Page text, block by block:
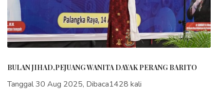
BULAN JIHAD,PEJUANG WANITA DAYAK PERANG BARITO
Tanggal 30 Aug 2025, Dibaca1428 kali